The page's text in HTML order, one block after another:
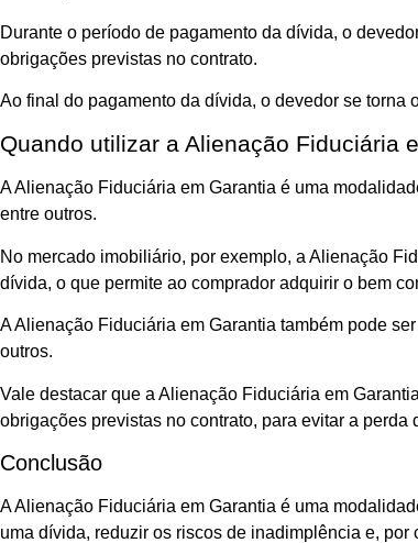
Durante o período de pagamento da dívida, o
obrigações previstas no contrato.
Ao final do pagamento da dívida, o devedor se torna
Quando utilizar a Alienação Fiduciária
A Alienação Fiduciária em Garantia é uma
entre outros.
No mercado imobiliário, por exemplo, a Alienação
dívida, o que permite ao comprador adquirir o bem
A Alienação Fiduciária em Garantia também pode
outros.
Vale destacar que a Alienação Fiduciária em
obrigações previstas no contrato, para evitar a perda
Conclusão
A Alienação Fiduciária em Garantia é uma
uma dívida, reduzir os riscos de inadimplência e,